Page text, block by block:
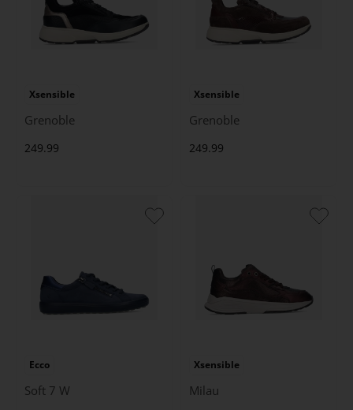
Xsensible
Grenoble
249.99
Xsensible
Grenoble
249.99
Ecco
Soft 7 W
Xsensible
Milau